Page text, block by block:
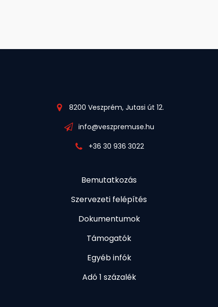
8200 Veszprém, Jutasi út 12.
info@veszpremuse.hu
+36 30 936 3022
Bemutatkozás
Szervezeti felépítés
Dokumentumok
Támogatók
Egyéb infók
Adó 1 százalék